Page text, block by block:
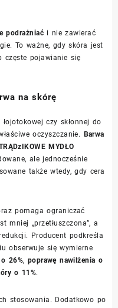
podrażniać i nie zawierać
To ważne, gdy skóra jest
częste pojawianie się
na skórę
czy skłonnej do
oczyszczanie. Barwa
MYDŁO
ale jednocześnie
także wtedy, gdy cera
pomaga ograniczać
mniej „przetłuszczona”, a
Producent podkreśla
obserwuje się wymierne
26%, poprawę nawilżenia o
o 11%.
stosowania. Dodatkowo po